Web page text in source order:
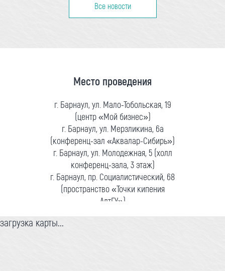
Все новости
Место проведения
г. Барнаул, ул. Мало-Тобольская, 19
(центр «Мой бизнес»)
г. Барнаул, ул. Мерзликина, 6а
(конференц-зал «Аквалар-Сибирь»)
г. Барнаул, ул. Молодежная, 5 (холл
конференц-зала, 3 этаж)
г. Барнаул, пр. Социалистический, 68
(пространство «Точки кипения
АлтГУ»)
загрузка карты...